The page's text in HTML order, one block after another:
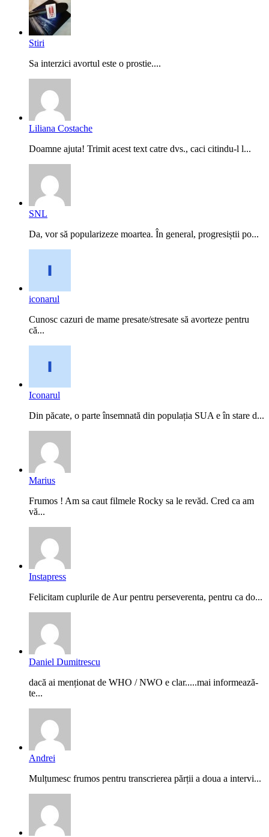
Stiri
Sa interzici avortul este o prostie....
Liliana Costache
Doamne ajuta! Trimit acest text catre dvs., caci citindu-l l...
SNL
Da, vor să popularizeze moartea. În general, progresiștii po...
iconarul
Cunosc cazuri de mame presate/stresate să avorteze pentru
că...
Iconarul
Din păcate, o parte însemnată din populația SUA e în stare d...
Marius
Frumos ! Am sa caut filmele Rocky sa le revăd. Cred ca am
vă...
Instapress
Felicitam cuplurile de Aur pentru perseverenta, pentru ca do...
Daniel Dumitrescu
dacă ai menționat de WHO / NWO e clar.....mai informează-
te...
Andrei
Mulțumesc frumos pentru transcrierea părții a doua a intervi...